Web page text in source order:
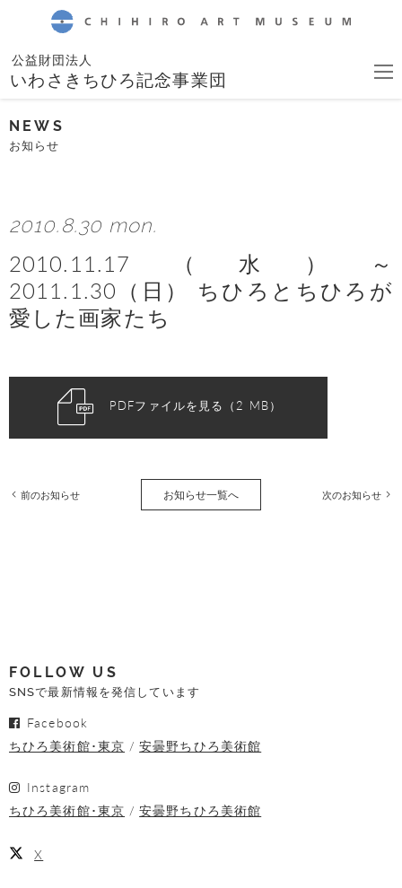
公益財団法人
いわさきちひろ記念事業団
NEWS
お知らせ
2010.8.30 mon.
2010.11.17（水）～
2011.1.30（日） ちひろとちひろが
愛した画家たち
PDFファイルを見る（2 MB）
前のお知らせ お知らせ一覧へ 次のお知らせ
FOLLOW US
SNSで最新情報を発信しています
Facebook
ちひろ美術館･東京
安曇野ちひろ美術館
Instagram
ちひろ美術館･東京
安曇野ちひろ美術館
X